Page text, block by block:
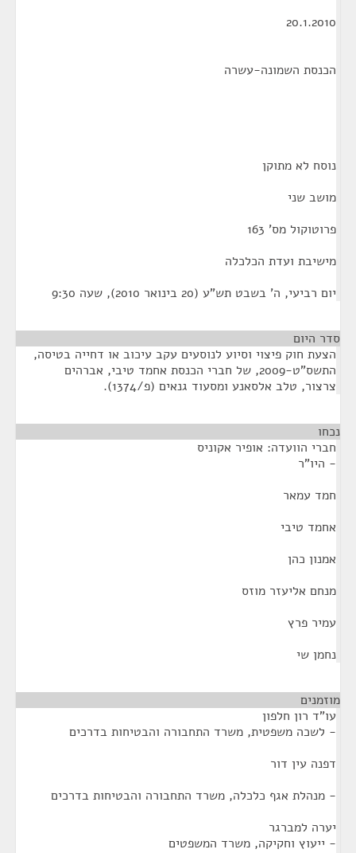
20.1.2010
הכנסת השמונה-עשרה
נוסח לא מתוקן
מושב שני
פרוטוקול מס' 163
מישיבת ועדת הכלכלה
יום רביעי, ה' בשבט תש"ע (20 בינואר 2010), שעה 9:30
סדר היום
הצעת חוק פיצוי וסיוע לנוסעים עקב עיכוב או דחייה בטיסה,
התשס"ט-2009, של חברי הכנסת אחמד טיבי, אברהים
צרצור, טלב אלסאנע ומסעוד גנאים (פ/1374).
נכחו
חברי הוועדה: אופיר אקוניס
- היו"ר
חמד עמאר
אחמד טיבי
אמנון כהן
מנחם אליעזר מוזס
עמיר פרץ
נחמן שי
מוזמנים
עו"ד רון חלפון
- לשכה משפטית, משרד התחבורה והבטיחות בדרכים
דפנה עין דור
- מנהלת אגף כלכלה, משרד התחבורה והבטיחות בדרכים
יערה למברגר
- ייעוץ וחקיקה, משרד המשפטים